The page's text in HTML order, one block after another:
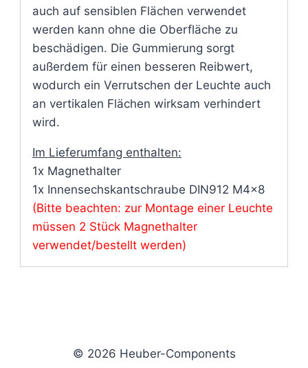
auch auf sensiblen Flächen verwendet
werden kann ohne die Oberfläche zu
beschädigen. Die Gummierung sorgt
außerdem für einen besseren Reibwert,
wodurch ein Verrutschen der Leuchte auch
an vertikalen Flächen wirksam verhindert
wird.
Im Lieferumfang enthalten:
1x Magnethalter
1x Innensechskantschraube DIN912 M4x8
(Bitte beachten: zur Montage einer Leuchte
müssen 2 Stück Magnethalter
verwendet/bestellt werden)
© 2026 Heuber-Components